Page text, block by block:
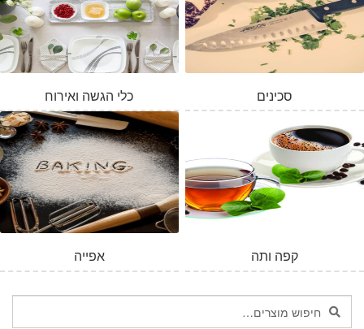
כלי הגשה ואירוח סכינים
אפייה קפה ותה
חיפוש
עבור:
חיפוש